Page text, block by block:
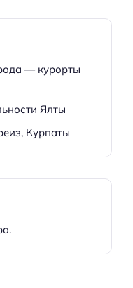
— курорты
Ялты
Курпаты